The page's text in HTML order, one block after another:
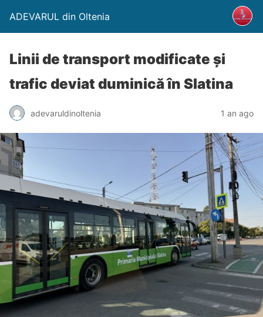
ADEVARUL din Oltenia
Linii de transport modificate și
trafic deviat duminică în Slatina
adevaruldinoltenia 1 an ago